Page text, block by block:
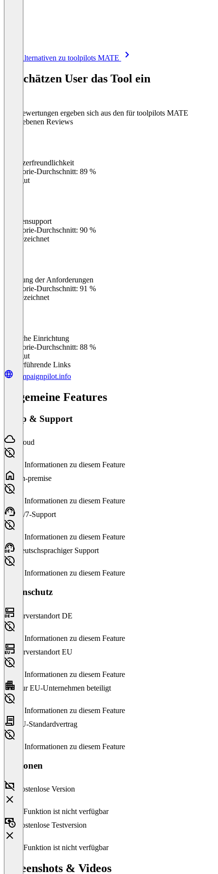
Alle Alternativen zu toolpilots MATE
So schätzen User das Tool ein
Die Bewertungen ergeben sich aus den für toolpilots MATE
abgegebenen Reviews
Benutzerfreundlichkeit
Kategorie-Durchschnitt: 89 %
Sehr gut
Kundensupport
Kategorie-Durchschnitt: 90 %
Ausgezeichnet
Erfüllung der Anforderungen
Kategorie-Durchschnitt: 91 %
Ausgezeichnet
Einfache Einrichtung
Kategorie-Durchschnitt: 88 %
Sehr gut
Weiterführende Links
campaignpilot.info
Allgemeine Features
Setup & Support
Cloud
Keine Informationen zu diesem Feature
On-premise
Keine Informationen zu diesem Feature
24/7-Support
Keine Informationen zu diesem Feature
Deutschsprachiger Support
Keine Informationen zu diesem Feature
Datenschutz
Serverstandort DE
Keine Informationen zu diesem Feature
Serverstandort EU
Keine Informationen zu diesem Feature
Nur EU-Unternehmen beteiligt
Keine Informationen zu diesem Feature
EU-Standardvertrag
Keine Informationen zu diesem Feature
Versionen
Kostenlose Version
Diese Funktion ist nicht verfügbar
Kostenlose Testversion
Diese Funktion ist nicht verfügbar
Screenshots & Videos